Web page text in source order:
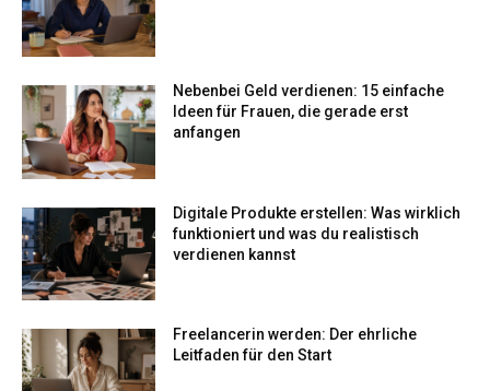
Nebenbei Geld verdienen: 15 einfache
Ideen für Frauen, die gerade erst
anfangen
Digitale Produkte erstellen: Was wirklich
funktioniert und was du realistisch
verdienen kannst
Freelancerin werden: Der ehrliche
Leitfaden für den Start